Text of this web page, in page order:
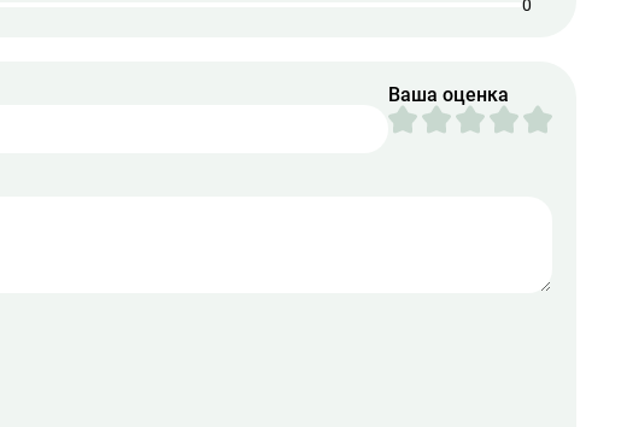
0
Ваша оценка